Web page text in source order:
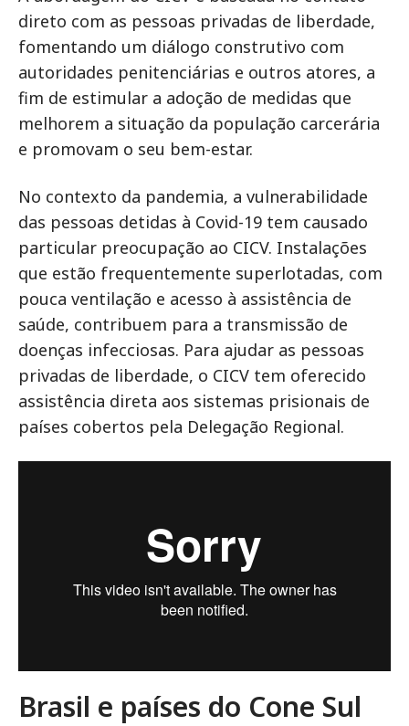
direto com as pessoas privadas de liberdade,
fomentando um diálogo construtivo com
autoridades penitenciárias e outros atores, a
fim de estimular a adoção de medidas que
melhorem a situação da população carcerária
e promovam o seu bem-estar.
No contexto da pandemia, a vulnerabilidade
das pessoas detidas à Covid-19 tem causado
particular preocupação ao CICV. Instalações
que estão frequentemente superlotadas, com
pouca ventilação e acesso à assistência de
saúde, contribuem para a transmissão de
doenças infecciosas. Para ajudar as pessoas
privadas de liberdade, o CICV tem oferecido
assistência direta aos sistemas prisionais de
países cobertos pela Delegação Regional.
Brasil e países do Cone Sul